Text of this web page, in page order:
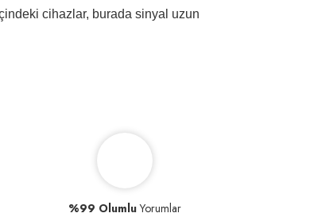
cihazlar, burada sinyal uzun
%99 OlumluYorumlar